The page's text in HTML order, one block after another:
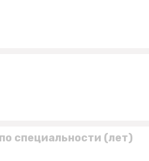
специальности (лет)